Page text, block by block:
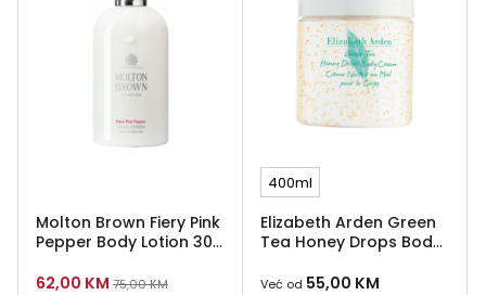
Molton Brown Fiery Pink
Pepper Body Lotion 300
62,00 KM 75,00KM
400ml
Elizabeth Arden Green
Tea Honey Drops Body
Već od 55,00 KM